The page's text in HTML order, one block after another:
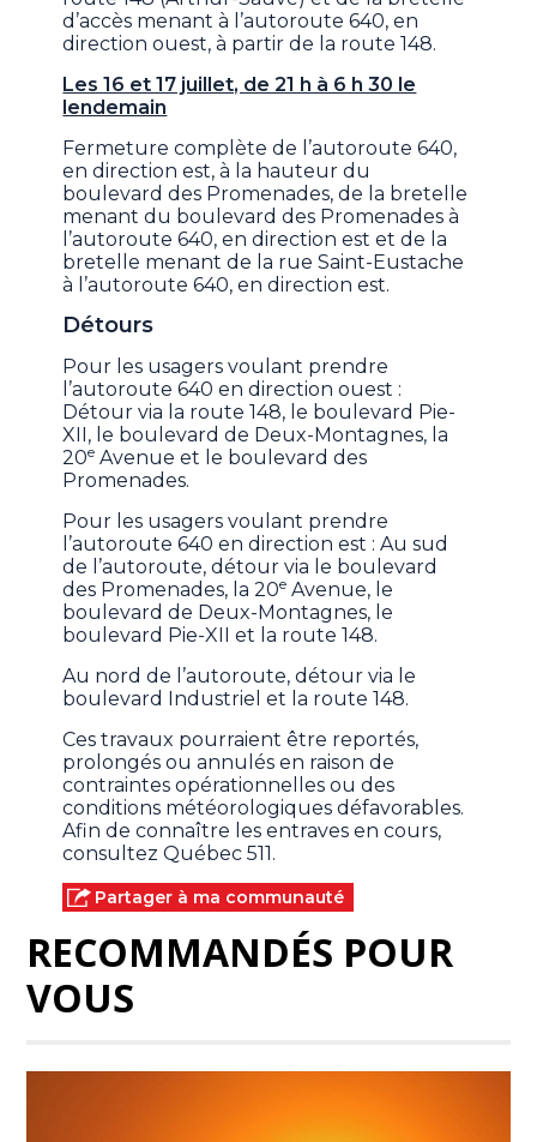
d’accès menant à l’autoroute 640, en
direction ouest, à partir de la route 148.
Les 16 et 17 juillet, de 21 h à 6 h 30 le
lendemain
Fermeture complète de l’autoroute 640,
en direction est, à la hauteur du
boulevard des Promenades, de la bretelle
menant du boulevard des Promenades à
l’autoroute 640, en direction est et de la
bretelle menant de la rue Saint-Eustache
à l’autoroute 640, en direction est.
Détours
Pour les usagers voulant prendre
l’autoroute 640 en direction ouest :
Détour via la route 148, le boulevard Pie-
XII, le boulevard de Deux-Montagnes, la
20e Avenue et le boulevard des
Promenades.
Pour les usagers voulant prendre
l’autoroute 640 en direction est : Au sud
de l’autoroute, détour via le boulevard
des Promenades, la 20e Avenue, le
boulevard de Deux-Montagnes, le
boulevard Pie-XII et la route 148.
Au nord de l’autoroute, détour via le
boulevard Industriel et la route 148.
Ces travaux pourraient être reportés,
prolongés ou annulés en raison de
contraintes opérationnelles ou des
conditions météorologiques défavorables.
Afin de connaître les entraves en cours,
consultez Québec 511.
Partager à ma communauté
RECOMMANDÉS POUR
VOUS